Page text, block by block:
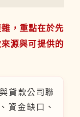
，重點在於先
源與可提供的
與貸款公司聯
資金缺口、